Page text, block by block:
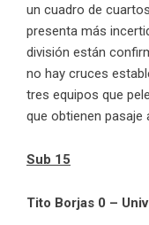
un cuadro de
presenta más
división están
no hay cruces
tres equipos que
que obtienen pasaje
Sub 15
Tito Borjas 0 –